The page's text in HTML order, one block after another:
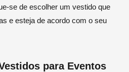
se de escolher um vestido que
e esteja de acordo com o seu
para Eventos